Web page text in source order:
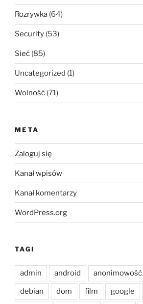
Rozrywka (64)
Security (53)
Sieć (85)
Uncategorized (1)
Wolność (71)
META
Zaloguj się
Kanał wpisów
Kanał komentarzy
WordPress.org
TAGI
admin android anonimowość
debian dom film google